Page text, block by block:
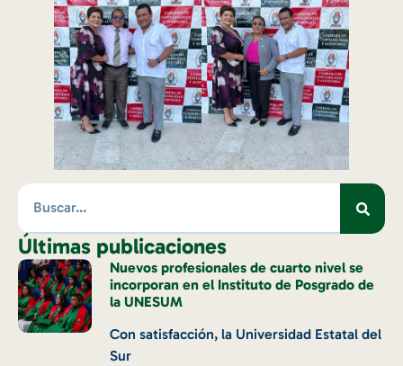
Últimas publicaciones
Nuevos profesionales de cuarto nivel se
incorporan en el Instituto de Posgrado de
la UNESUM
Con satisfacción, la Universidad Estatal del
Sur